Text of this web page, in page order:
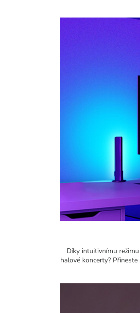
Díky intuitivnímu
halové koncerty?